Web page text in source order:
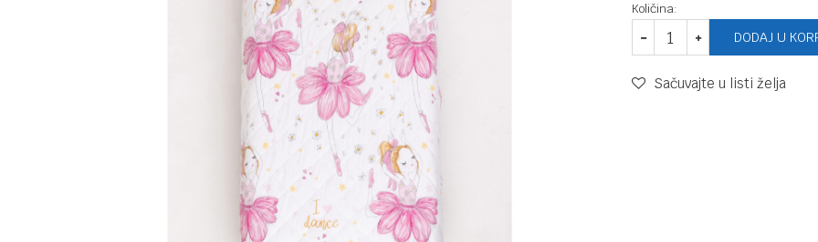
Količina:
DODAJ U
Sačuvajte u listi želja